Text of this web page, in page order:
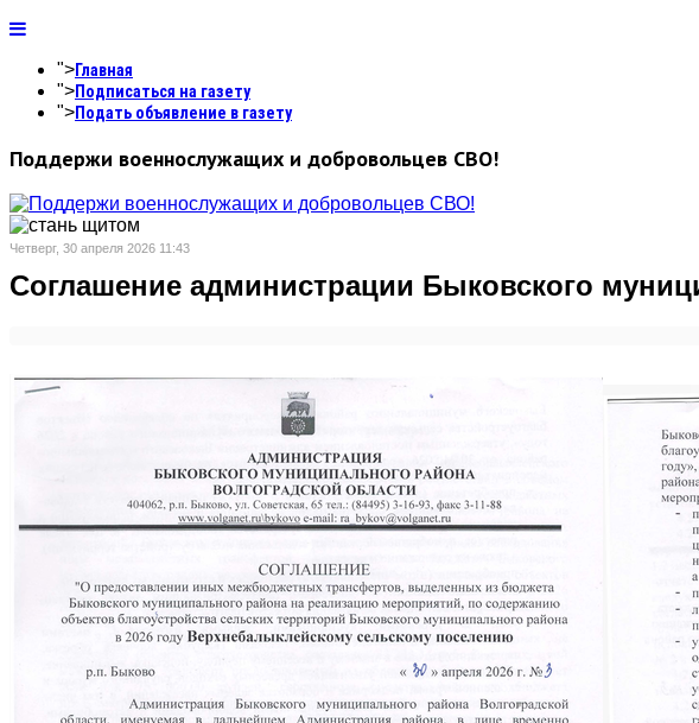
">Главная
">Подписаться на газету
">Подать объявление в газету
Поддержи военнослужащих и добровольцев СВО!
Четверг, 30 апреля 2026 11:43
Соглашение администрации Быковского